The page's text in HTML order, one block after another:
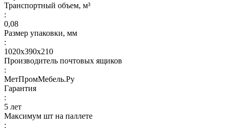
Транспортный объем, м³
:
0,08
Размер упаковки, мм
:
1020х390х210
Производитель почтовых ящиков
:
МетПромМебель.Ру
Гарантия
:
5 лет
Максимум шт на паллете
: